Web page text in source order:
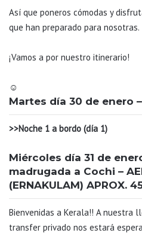
Así que poneros cómodas y
que han preparado para nosotras.
¡Vamos a por nuestro itinerario!
☺️
Martes día 30 de enero –
>>Noche 1 a bordo (día 1)
Miércoles día 31 de
madrugada a Cochi –
(ERNAKULAM) APROX.
Bienvenidas a Kerala!! A nuestra
transfer privado nos estará